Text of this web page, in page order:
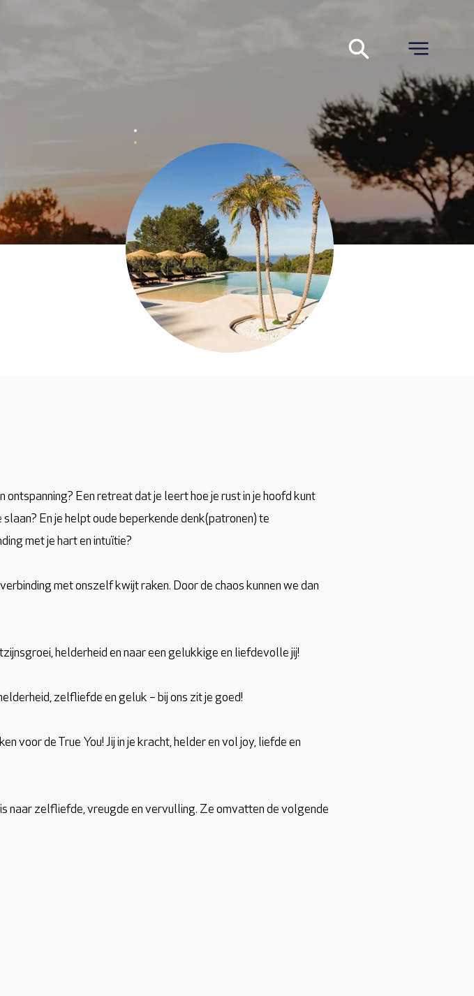
Een retreat dat je leert hoe je rust in je hoofd kunt
En je helpt oude beperkende denk(patronen) te
met je hart en intuïtie?
met onszelf kwijt raken. Door de chaos kunnen we dan
helderheid en naar een gelukkige en liefdevolle jij!
zelfliefde en geluk – bij ons zit je goed!
voor de True You! Jij in je kracht, helder en vol joy, liefde en
naar zelfliefde, vreugde en vervulling. Ze omvatten de volgende